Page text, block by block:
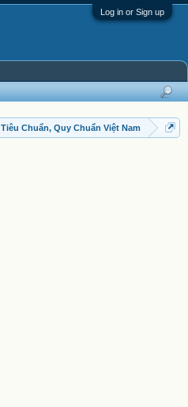
Log in or Sign up
Tiêu Chuẩn, Quy Chuẩn Việt Nam